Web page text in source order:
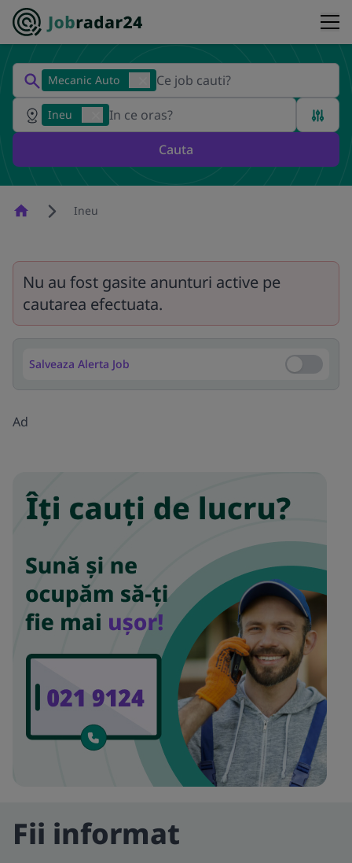
Mecanic Auto
Ineu
Cauta
HomepageIneu
Nu au fost gasite anunturi active pe
cautarea efectuata.
Salveaza Alerta Job Salveaza
Ad
Fii informat